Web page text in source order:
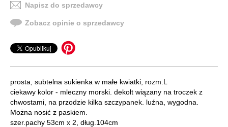
Napisz do sprzedawcy
Zobacz opinie o sprzedawcy
prosta, subtelna sukienka w małe kwiatki, rozm.L
ciekawy kolor - mleczny morski. dekolt wiązany na troczek z
chwostami, na przodzie kilka szczypanek. luźna, wygodna.
Można nosić z paskiem.
szer.pachy 53cm x 2, dług.104cm